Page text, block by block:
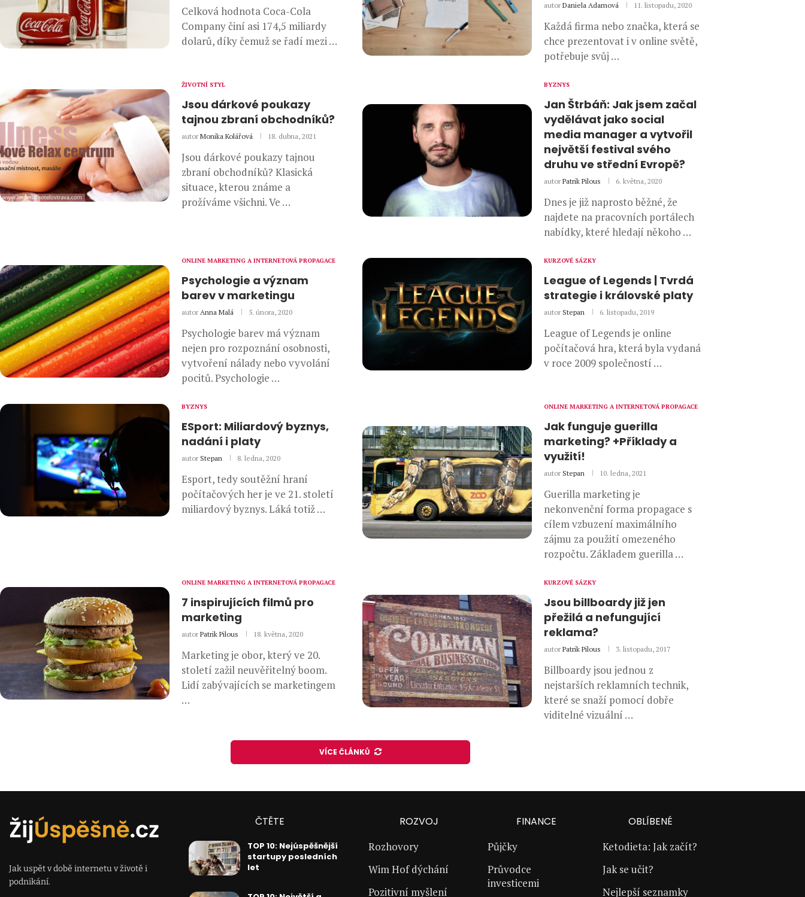
Celková hodnota Coca-Cola
Company činí asi 174,5 miliardy
dolarů, díky čemuž se řadí mezi …
autor Daniela Adamová 11. listopadu, 2020
Každá firma nebo značka, která se
chce prezentovat i v online světě,
potřebuje svůj …
ŽIVOTNÍ STYL
Jsou dárkové poukazy
tajnou zbraní obchodníků?
autor Monika Kolářová 18. dubna, 2021
Jsou dárkové poukazy tajnou
zbraní obchodníků? Klasická
situace, kterou známe a
prožíváme všichni. Ve …
BYZNYS
Jan Štrbáň: Jak jsem začal
vydělávat jako social
media manager a vytvořil
největší festival svého
druhu ve střední Evropě?
autor Patrik Pilous 6. května, 2020
Dnes je již naprosto běžné, že
najdete na pracovních portálech
nabídky, které hledají někoho …
ONLINE MARKETING A INTERNETOVÁ PROPAGACE
Psychologie a význam
barev v marketingu
autor Anna Malá 5. února, 2020
Psychologie barev má význam
nejen pro rozpoznání osobnosti,
vytvoření nálady nebo vyvolání
pocitů. Psychologie …
KURZOVÉ SÁZKY
League of Legends | Tvrdá
strategie i královské platy
autor Stepan 6. listopadu, 2019
League of Legends je online
počítačová hra, která byla vydaná
v roce 2009 společností …
BYZNYS
ESport: Miliardový byznys,
nadání i platy
autor Stepan 8. ledna, 2020
Esport, tedy soutěžní hraní
počítačových her je ve 21. století
miliardový byznys. Láká totiž …
ONLINE MARKETING A INTERNETOVÁ PROPAGACE
Jak funguje guerilla
marketing? +Příklady a
využití!
autor Stepan 10. ledna, 2021
Guerilla marketing je
nekonvenční forma propagace s
cílem vzbuzení maximálního
zájmu za použití omezeného
rozpočtu. Základem guerilla …
ONLINE MARKETING A INTERNETOVÁ PROPAGACE
7 inspirujících filmů pro
marketing
autor Patrik Pilous 18. května, 2020
Marketing je obor, který ve 20.
století zažil neuvěřitelný boom.
Lidí zabývajících se marketingem
…
KURZOVÉ SÁZKY
Jsou billboardy již jen
přežilá a nefungující
reklama?
autor Patrik Pilous 3. listopadu, 2017
Billboardy jsou jednou z
nejstarších reklamních technik,
které se snaží pomocí dobře
viditelné vizuální …
VÍCE ČLÁNKŮ
Jak uspět v době internetu v životě i
podnikání.
ČTĚTE
TOP 10: Nejúspěšnější
startupy posledních
let
ROZVOJ
Rozhovory
Wim Hof dýchání
Pozitivní myšlení
FINANCE
Půjčky
Průvodce
investicemi
OBLÍBENÉ
Ketodieta: Jak začít?
Jak se učit?
Nejlepší seznamky